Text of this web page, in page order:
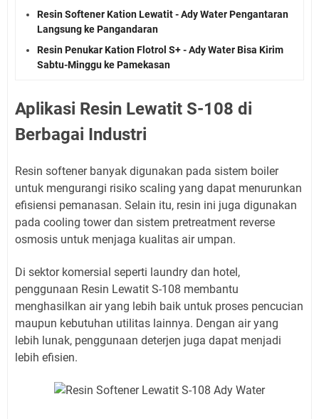
Resin Softener Kation Lewatit - Ady Water Pengantaran
Langsung ke Pangandaran
Resin Penukar Kation Flotrol S+ - Ady Water Bisa Kirim
Sabtu-Minggu ke Pamekasan
Aplikasi Resin Lewatit S-108 di
Berbagai Industri
Resin softener banyak digunakan pada sistem boiler
untuk mengurangi risiko scaling yang dapat menurunkan
efisiensi pemanasan. Selain itu, resin ini juga digunakan
pada cooling tower dan sistem pretreatment reverse
osmosis untuk menjaga kualitas air umpan.
Di sektor komersial seperti laundry dan hotel,
penggunaan Resin Lewatit S-108 membantu
menghasilkan air yang lebih baik untuk proses pencucian
maupun kebutuhan utilitas lainnya. Dengan air yang
lebih lunak, penggunaan deterjen juga dapat menjadi
lebih efisien.